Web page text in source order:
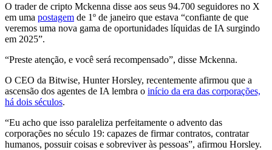
O trader de cripto Mckenna disse aos seus 94.700 seguidores no X
em uma postagem de 1º de janeiro que estava “confiante de que
veremos uma nova gama de oportunidades líquidas de IA surgindo
em 2025”.
“Preste atenção, e você será recompensado”, disse Mckenna.
O CEO da Bitwise, Hunter Horsley, recentemente afirmou que a
ascensão dos agentes de IA lembra o início da era das corporações,
há dois séculos.
“Eu acho que isso paraleliza perfeitamente o advento das
corporações no século 19: capazes de firmar contratos, contratar
humanos, possuir coisas e sobreviver às pessoas”, afirmou Horsley.